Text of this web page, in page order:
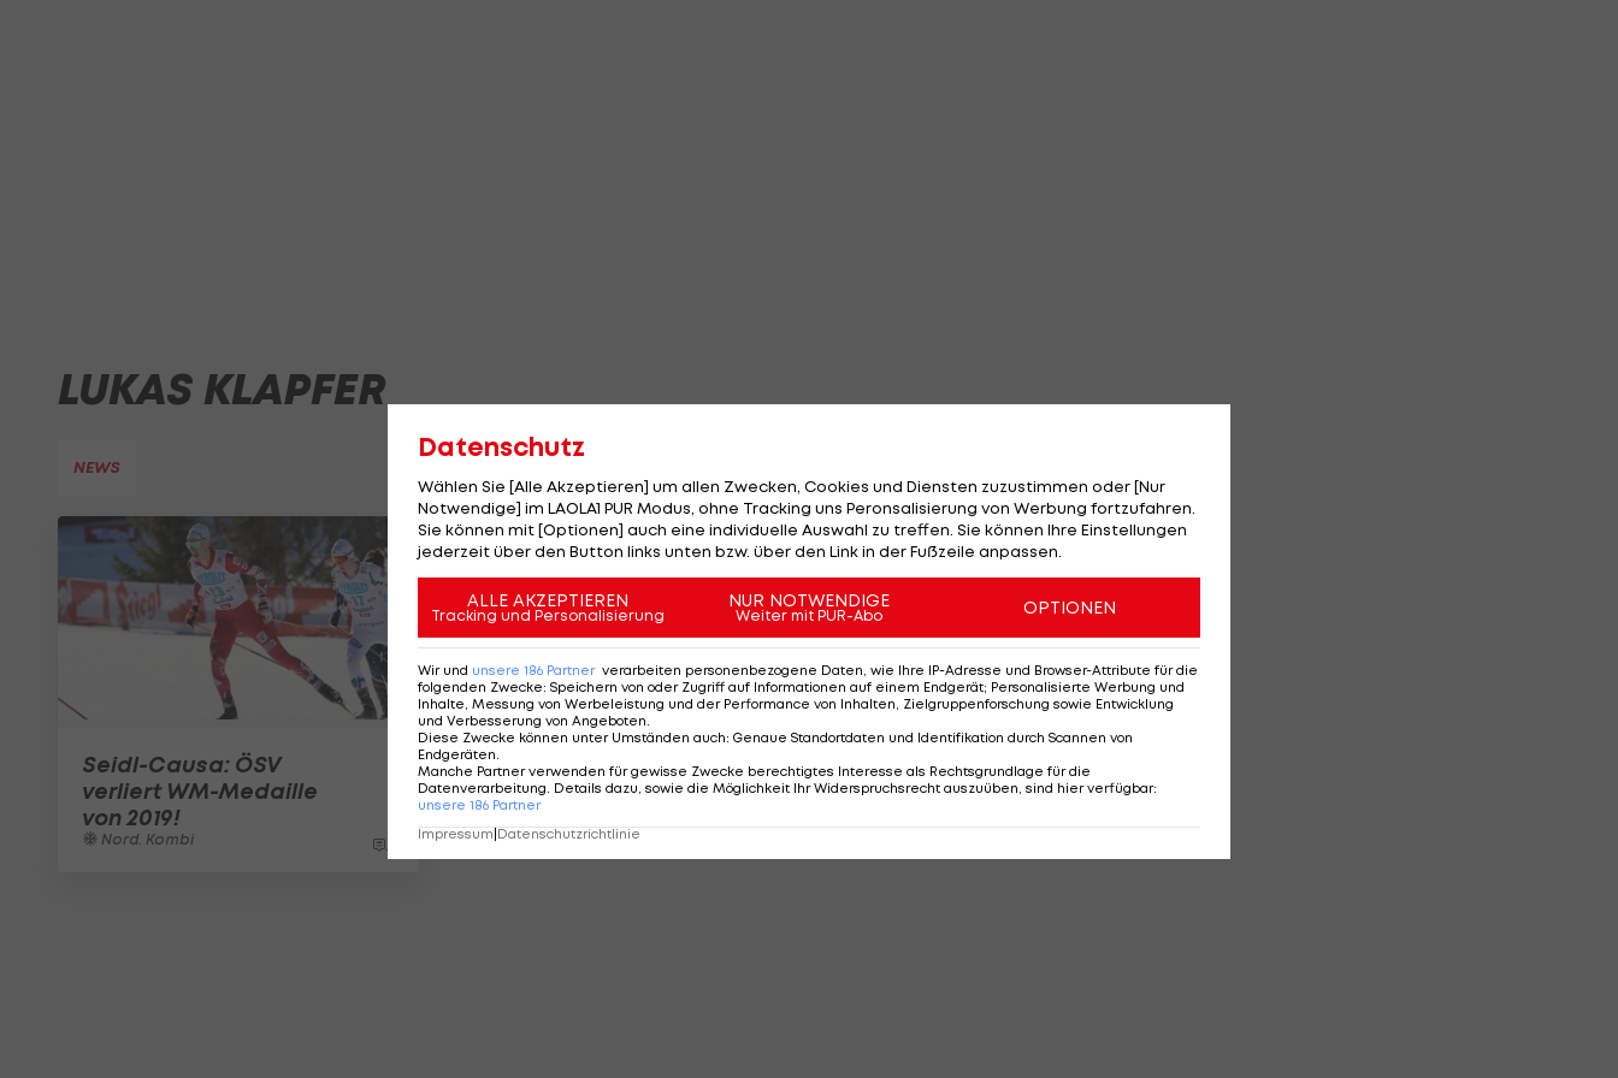
LUKAS KLAPFER
NEWS
Seidl-Causa: ÖSV
verliert WM-Medaille
von 2019!
Nord. Kombi
Datenschutz
Wählen Sie [Alle Akzeptieren] um allen Zwecken, Cookies und Diensten zuzustimmen oder [Nur
Notwendige] im LAOLA1 PUR Modus, ohne Tracking uns Peronsalisierung von Werbung fortzufahren.
Sie können mit [Optionen] auch eine individuelle Auswahl zu treffen. Sie können Ihre Einstellungen
jederzeit über den Button links unten bzw. über den Link in der Fußzeile anpassen.
ALLE AKZEPTIEREN
Tracking und Personalisierung
NUR NOTWENDIGE
Weiter mit PUR-Abo OPTIONEN
Wir und unsere 186 Partner verarbeiten personenbezogene Daten, wie Ihre IP-Adresse und Browser-Attribute für die
folgenden Zwecke: Speichern von oder Zugriff auf Informationen auf einem Endgerät; Personalisierte Werbung und
Inhalte, Messung von Werbeleistung und der Performance von Inhalten, Zielgruppenforschung sowie Entwicklung
und Verbesserung von Angeboten
Diese Zwecke können unter Umständen auch: Genaue Standortdaten und Identifikation durch Scannen von
Endgeräten
Manche Partner verwenden für gewisse Zwecke berechtigtes Interesse als Rechtsgrundlage für die
Datenverarbeitung. Details dazu, sowie die Möglichkeit Ihr Widerspruchsrecht auszuüben, sind hier verfügbar:
unsere 186 Partner
Impressum|Datenschutzrichtlinie